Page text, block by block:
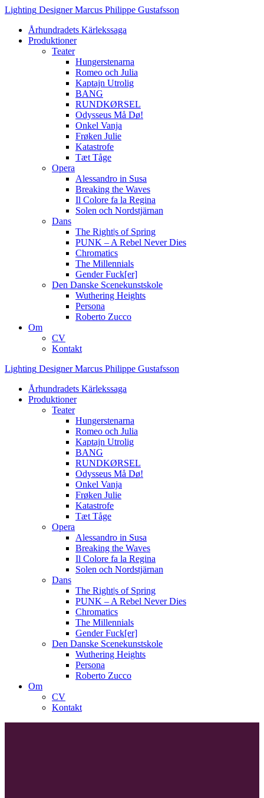
Hoppa
innehåll
Lighting DesignerMarcus Philippe Gustafsson
Århundradets Kärlekssaga
Produktioner
Teater
Hungerstenarna
Romeo och Julia
Kaptajn Utrolig
BANG
RUNDKØRSEL
Odysseus Må Dø!
Onkel Vanja
Frøken Julie
Katastrofe
Tæt Tåge
Opera
Alessandro in Susa
Breaking the Waves
Il Colore fa la Regina
Solen och Nordstjärnan
Dans
The Right|s of Spring
PUNK – A Rebel Never Dies
Chromatics
The Millennials
Gender Fuck[er]
Den Danske Scenekunstskole
Wuthering Heights
Persona
Roberto Zucco
Om
CV
Kontakt
Lighting DesignerMarcus Philippe Gustafsson
Århundradets Kärlekssaga
Produktioner
Teater
Hungerstenarna
Romeo och Julia
Kaptajn Utrolig
BANG
RUNDKØRSEL
Odysseus Må Dø!
Onkel Vanja
Frøken Julie
Katastrofe
Tæt Tåge
Opera
Alessandro in Susa
Breaking the Waves
Il Colore fa la Regina
Solen och Nordstjärnan
Dans
The Right|s of Spring
PUNK – A Rebel Never Dies
Chromatics
The Millennials
Gender Fuck[er]
Den Danske Scenekunstskole
Wuthering Heights
Persona
Roberto Zucco
Om
CV
Kontakt